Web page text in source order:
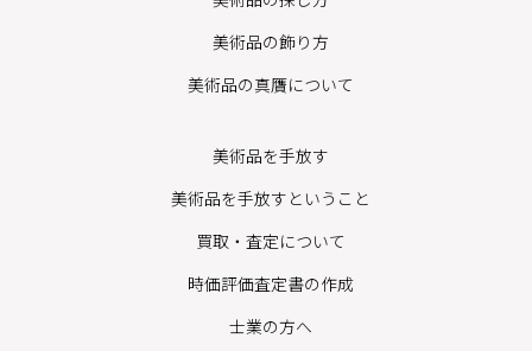
美術品の飾り方
美術品の真贋について
美術品を手放す
美術品を手放すということ
買取・査定について
時価評価査定書の作成
士業の方へ